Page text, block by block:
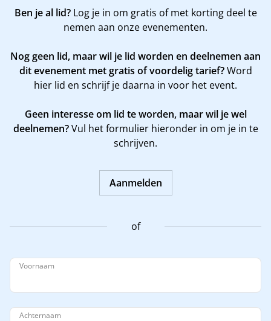
Ben je al lid?Log je in om gratis of met korting deel te
nemen aan onze evenementen.
Nog geen lid, maar wil je lid worden en deelnemen aan
dit evenement met gratis of voordelig tarief?Word
hier lid en schrijf je daarna in voor het event.
Geen interesse om lid te worden, maar wil je wel
deelnemen?Vul het formulier hieronder in om je in te
schrijven.
Aanmelden
of
Voornaam
Achternaam